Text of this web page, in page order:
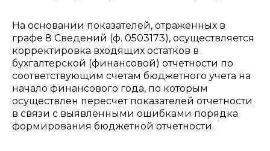
На основании показателей, отраженных в
графе 8 Сведений (ф. 0503173), осуществляется
корректировка входящих остатков в
бухгалтерской (финансовой) отчетности по
соответствующим счетам бюджетного учета на
начало финансового года, по которым
осуществлен пересчет показателей отчетности
в связи с выявленными ошибками порядка
формирования бюджетной отчетности.